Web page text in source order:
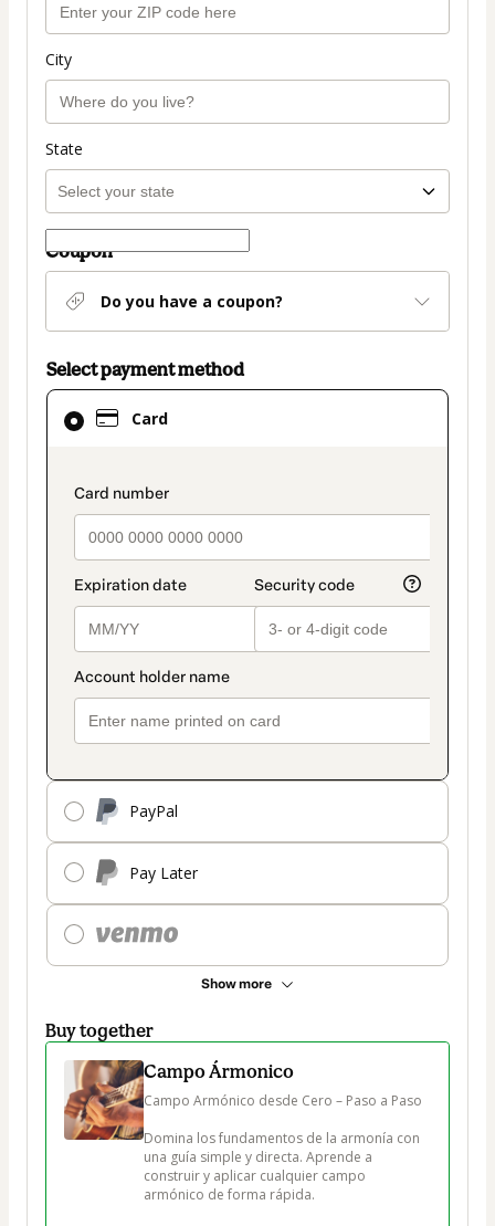
City
State
Coupon
Do you have a coupon?
Select payment method
Card
payment_data.section_title_v2
PayPal
Pay Later
Show more
Card
selected
method
Buy together
Campo Ármonico
Campo Armónico desde Cero – Paso a Paso
Domina los fundamentos de la armonía con
una guía simple y directa. Aprende a
construir y aplicar cualquier campo
armónico de forma rápida.